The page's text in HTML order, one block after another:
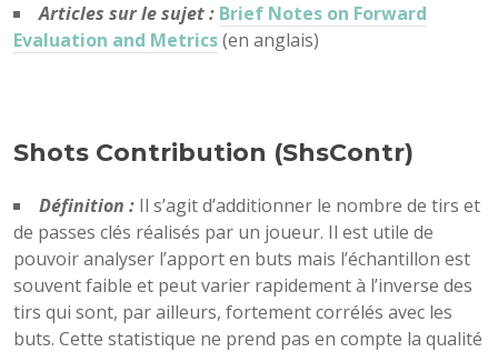
Articles sur le sujet : Brief Notes on Forward
Evaluation and Metrics(en anglais)
Shots Contribution (ShsContr)
Définition : Il s’agit d’additionner le nombre de tirs et
de passes clés réalisés par un joueur. Il est utile de
pouvoir analyser l’apport en buts mais l’échantillon est
souvent faible et peut varier rapidement à l’inverse des
tirs qui sont, par ailleurs, fortement corrélés avec les
buts. Cette statistique ne prend pas en compte la qualité